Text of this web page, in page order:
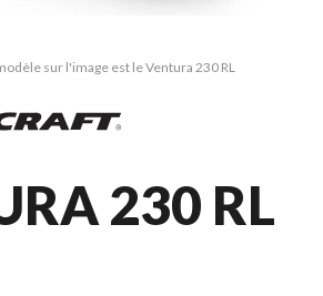
sur l'image est le Ventura 230 RL
230 RL